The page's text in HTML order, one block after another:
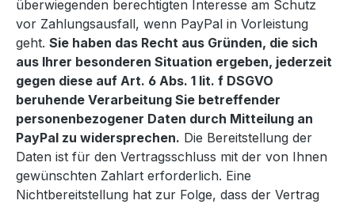
überwiegenden berechtigten Interesse am Schutz
vor Zahlungsausfall, wenn PayPal in Vorleistung
geht. Sie haben das Recht aus Gründen, die sich
aus Ihrer besonderen Situation ergeben, jederzeit
gegen diese auf Art. 6 Abs. 1 lit. f DSGVO
beruhende Verarbeitung Sie betreffender
personenbezogener Daten durch Mitteilung an
PayPal zu widersprechen. Die Bereitstellung der
Daten ist für den Vertragsschluss mit der von Ihnen
gewünschten Zahlart erforderlich. Eine
Nichtbereitstellung hat zur Folge, dass der Vertrag